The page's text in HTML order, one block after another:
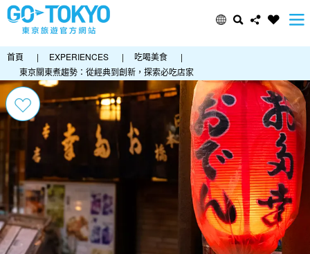
首頁 | EXPERIENCES | 吃喝美食
|
東京關東煮趨勢：從經典到創新，探索必吃店家